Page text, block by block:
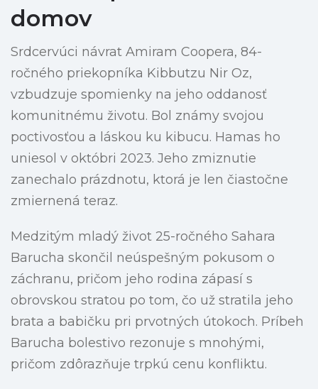
domov
Srdcervúci návrat Amiram Coopera, 84-
ročného priekopníka Kibbutzu Nir Oz,
vzbudzuje spomienky na jeho oddanosť
komunitnému životu. Bol známy svojou
poctivosťou a láskou ku kibucu. Hamas ho
uniesol v októbri 2023. Jeho zmiznutie
zanechalo prázdnotu, ktorá je len čiastočne
zmiernená teraz.
Medzitým mladý život 25-ročného Sahara
Barucha skončil neúspešným pokusom o
záchranu, pričom jeho rodina zápasí s
obrovskou stratou po tom, čo už stratila jeho
brata a babičku pri prvotných útokoch. Príbeh
Barucha bolestivo rezonuje s mnohými,
pričom zdôrazňuje trpkú cenu konfliktu.